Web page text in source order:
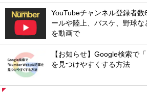
YouTubeチャンネル登録者
ールや陸上、バスケ、野球
を動画で
【お知らせ】Google検索で
を見つけやすくする方法